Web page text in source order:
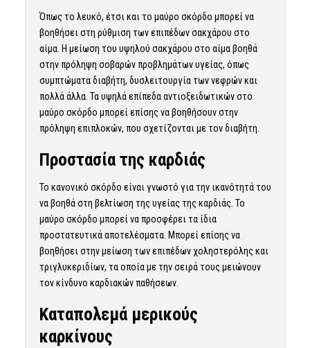
Όπως το λευκό, έτσι και το μαύρο σκόρδο μπορεί να
βοηθήσει στη ρύθμιση των επιπέδων σακχάρου στο
αίμα. Η μείωση του υψηλού σακχάρου στο αίμα βοηθά
στην πρόληψη σοβαρών προβλημάτων υγείας, όπως
συμπτώματα διαβήτη, δυσλειτουργία των νεφρών και
πολλά άλλα. Τα υψηλά επίπεδα αντιοξειδωτικών στο
μαύρο σκόρδο μπορεί επίσης να βοηθήσουν στην
πρόληψη επιπλοκών, που σχετίζονται με τον διαβήτη.
Προστασία της καρδιάς
Το κανονικό σκόρδο είναι γνωστό για την ικανότητά του
να βοηθά στη βελτίωση της υγείας της καρδιάς. Το
μαύρο σκόρδο μπορεί να προσφέρει τα ίδια
προστατευτικά αποτελέσματα. Μπορεί επίσης να
βοηθήσει στην μείωση των επιπέδων χοληστερόλης και
τριγλυκεριδίων, τα οποία με την σειρά τους μειώνουν
τον κίνδυνο καρδιακών παθήσεων.
Καταπολεμά μερικούς
καρκίνους